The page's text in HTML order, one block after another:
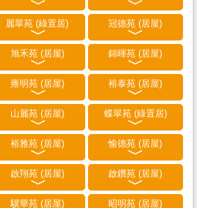
麗翠苑 (綠置居) 冠德苑 (居屋)
旭禾苑 (居屋) 錦暉苑 (居屋)
雍明苑 (居屋) 裕泰苑 (居屋)
山麗苑 (居屋) 蝶翠苑 (綠置居)
裕雅苑 (居屋) 愉德苑 (居屋)
啟翔苑 (居屋) 啟鑽苑 (居屋)
驥華苑 (居屋) 昭明苑 (居屋)